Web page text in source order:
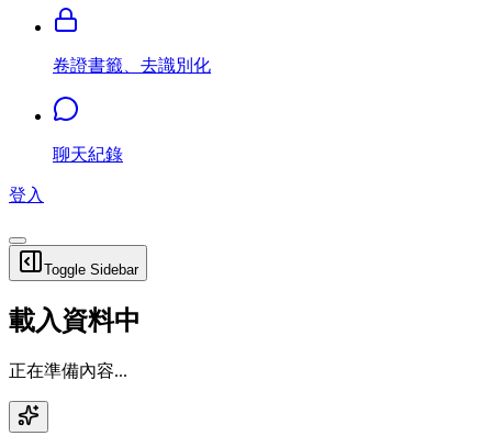
卷證書籤、去識別化
聊天紀錄
登入
Toggle Sidebar
載入資料中
正在準備內容...